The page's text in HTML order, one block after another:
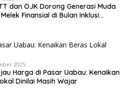
dan OJK Dorong Generasi Muda
Finansial di Bulan Inklusi
2025
Harga di Pasar Uabau: Kenaikan
Dinilai Masih Wajar